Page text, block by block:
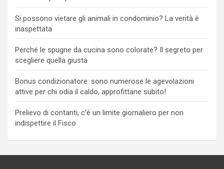
Si possono vietare gli animali in condominio? La verità è
inaspettata
Perché le spugne da cucina sono colorate? Il segreto per
scegliere quella giusta
Bonus condizionatore: sono numerose le agevolazioni
attive per chi odia il caldo, approfittane subito!
Prelievo di contanti, c’è un limite giornaliero per non
indispettire il Fisco